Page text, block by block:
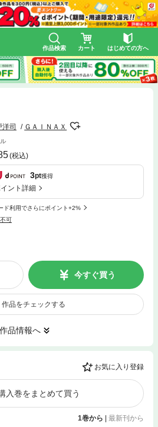
作品検索 カート はじめての方へ
洋司 ＧＡＩＮＡＸ
(税込)
3pt獲得
ント詳細
ド利用でさらにポイント+2%
可
今すぐ買う
作品をチェックする
作品情報へ
お気に入り登録
入巻をまとめて買う
1巻から | 最新刊から